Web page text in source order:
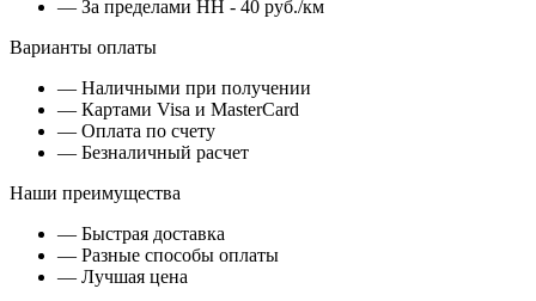
— За пределами НН - 40 руб./км
Варианты оплаты
— Наличными при получении
— Картами Visa и MasterCard
— Оплата по счету
— Безналичный расчет
Наши преимущества
— Быстрая доставка
— Разные способы оплаты
— Лучшая цена